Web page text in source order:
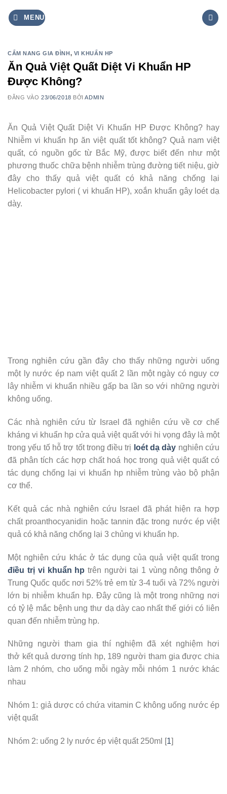
qua
MENU
CẨM NANG GIA ĐÌNH, VI KHUẨN HP
Ăn Quả Việt Quất Diệt Vi Khuẩn HP
Được Không?
ĐĂNG VÀO23/06/2018 BỞIADMIN
Ăn Quả Việt Quất Diệt Vi Khuẩn HP Được Không? hay
Nhiễm vi khuẩn hp ăn việt quất tốt không? Quả nam việt
quất, có nguồn gốc từ Bắc Mỹ, được biết đến như một
phương thuốc chữa bệnh nhiễm trùng đường tiết niệu, giờ
đây cho thấy quả việt quất có khả năng chống lại
Helicobacter pylori ( vi khuẩn HP), xoắn khuẩn gây loét dạ
dày.
Trong nghiên cứu gần đây cho thấy những người uống
một ly nước ép nam việt quất 2 lần một ngày có nguy cơ
lây nhiễm vi khuẩn nhiều gấp ba lần so với những người
không uống.
Các nhà nghiên cứu từ Israel đã nghiên cứu về cơ chế
kháng vi khuẩn hp cửa quả việt quất với hi vọng đây là một
trong yếu tố hỗ trợ tốt trong điều trị loét dạ dày nghiên cứu
đã phân tích các hợp chất hoá học trong quả việt quất có
tác dụng chống lại vi khuẩn hp nhiễm trùng vào bộ phận
cơ thể.
Kết quả các nhà nghiên cứu Israel đã phát hiện ra hợp
chất proanthocyanidin hoặc tannin đặc trong nước ép việt
quả có khả năng chống lại 3 chủng vi khuẩn hp.
Một nghiên cứu khác ở tác dụng của quả việt quất trong
điều trị vi khuẩn hp trên người tại 1 vùng nông thông ở
Trung Quốc quốc nơi 52% trẻ em từ 3-4 tuổi và 72% người
lớn bị nhiễm khuẩn hp. Đây cũng là một trong những nơi
có tỷ lệ mắc bệnh ung thư dạ dày cao nhất thế giới có liên
quan đến nhiễm trùng hp.
Những người tham gia thí nghiệm đã xét nghiệm hơi
thở kết quả dương tính hp, 189 người tham gia được chia
làm 2 nhóm, cho uống mỗi ngày mỗi nhóm 1 nước khác
nhau
Nhóm 1: giả dược có chứa vitamin C không uống nước ép
việt quất
Nhóm 2: uống 2 ly nước ép việt quất 250ml [1]